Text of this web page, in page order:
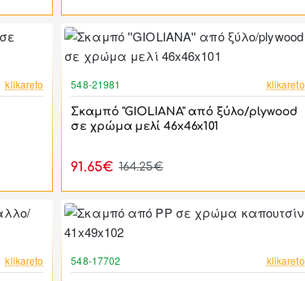
klikareto 548-21981 klikareto
Σκαμπό ''GIOLIANA'' από ξύλο/plywood
σε χρώμα μελί 46x46x101
91.65€ 164.25€
klikareto 548-17702 klikareto